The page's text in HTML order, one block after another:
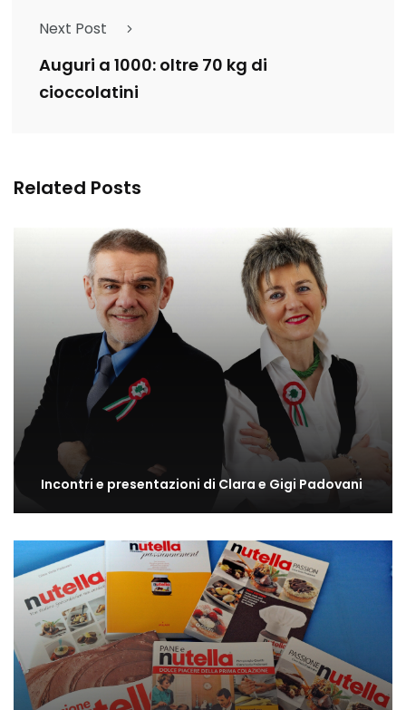
Next Post
Auguri a 1000: oltre 70 kg di
cioccolatini
Related Posts
Incontri e presentazioni di Clara e Gigi Padovani